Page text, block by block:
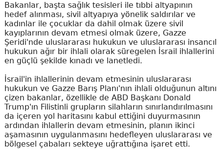
Bakanlar, başta sağlık tesisleri ile tıbbi altyapının
hedef alınması, sivil altyapıya yönelik saldırılar ve
kadınlar ile çocuklar da dahil olmak üzere sivil
kayıplarının devam etmesi olmak üzere, Gazze
Şeridi'nde uluslararası hukukun ve uluslararası insancıl
hukukun ağır bir ihlali olarak süregelen İsrail ihlallerini
en güçlü şekilde kınadı ve lanetledi.
İsrail'in ihlallerinin devam etmesinin uluslararası
hukukun ve Gazze Barış Planı'nın ihlali olduğunun altını
çizen bakanlar, özellikle de ABD Başkanı Donald
Trump'ın Filistinli grupların silahların sınırlandırılmasını
da içeren yol haritasını kabul ettiğini duyurmasının
ardından ihlallerin devam etmesinin, planın ikinci
aşamasının uygulanmasını hedefleyen uluslararası ve
bölgesel çabaları sekteye uğrattığına işaret etti.